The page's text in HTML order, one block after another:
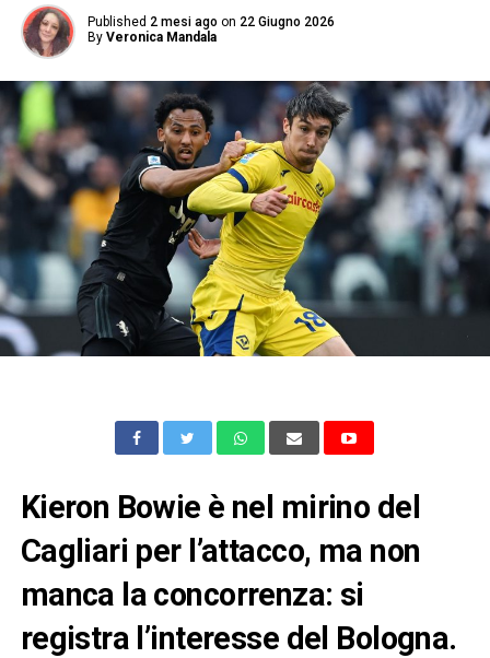
Published 2 mesi ago on 22 Giugno 2026
By Veronica Mandala
Kieron Bowie è nel mirino del
Cagliari per l’attacco, ma non
manca la concorrenza: si
registra l’interesse del Bologna.